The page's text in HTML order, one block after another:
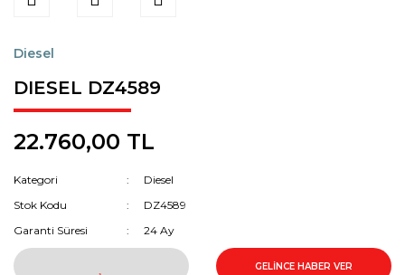
Diesel
DIESEL DZ4589
22.760,00 TL
Kategori
Diesel
Stok Kodu
DZ4589
Garanti Süresi
24 Ay
GELİNCE HABER VER